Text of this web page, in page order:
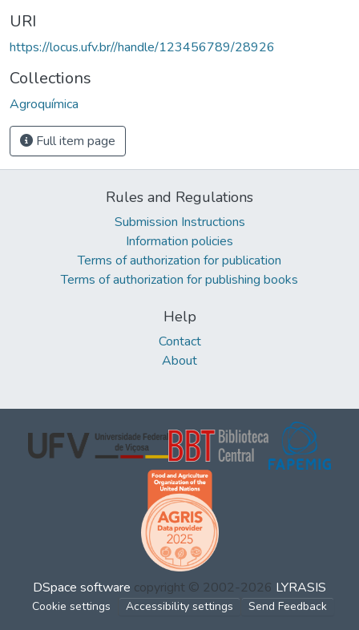
URI
https://locus.ufv.br//handle/123456789/28926
Collections
Agroquímica
Full item page
Rules and Regulations
Submission Instructions
Information policies
Terms of authorization for publication
Terms of authorization for publishing books
Help
Contact
About
DSpace software copyright © 2002-2026 LYRASIS
Cookie settings Accessibility settings Send Feedback